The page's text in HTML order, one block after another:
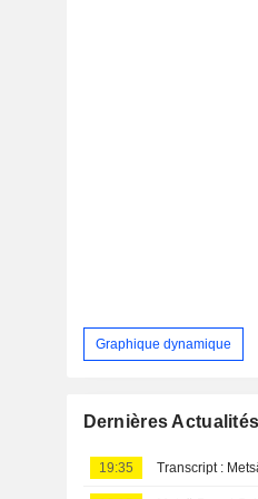
Graphique dynamique
Dernières
19:35 Transcript :